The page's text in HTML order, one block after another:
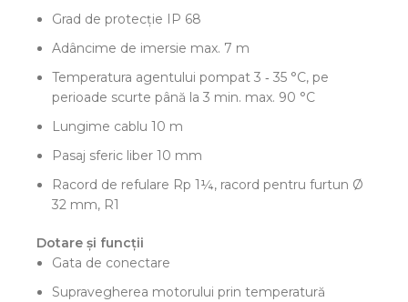
Grad de protecţie IP 68
Adâncime de imersie max. 7 m
Temperatura agentului pompat 3 ‐ 35 °C, pe
perioade scurte până la 3 min. max. 90 °C
Lungime cablu 10 m
Pasaj sferic liber 10 mm
Racord de refulare Rp 1¼, racord pentru furtun Ø
32 mm, R1
Dotare şi funcţii
Gata de conectare
Supravegherea motorului prin temperatură